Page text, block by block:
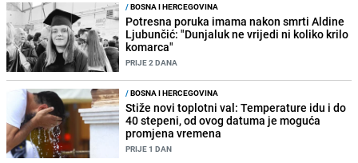
/BOSNA I HERCEGOVINA
Potresna poruka imama nakon smrti Aldine
Ljubunčić: "Dunjaluk ne vrijedi ni koliko krilo
komarca"
PRIJE 2 DANA
/BOSNA I HERCEGOVINA
Stiže novi toplotni val: Temperature idu i do
40 stepeni, od ovog datuma je moguća
promjena vremena
PRIJE 1 DAN